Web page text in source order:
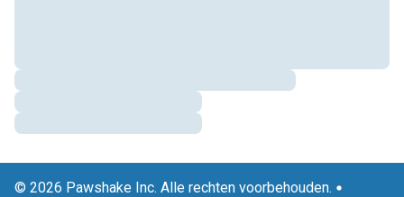
© 2026 Pawshake Inc. Alle rechten voorbehouden.